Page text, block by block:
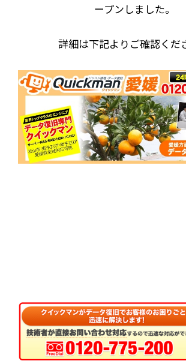
ープンしました。
詳細は下記よりご確認くだ